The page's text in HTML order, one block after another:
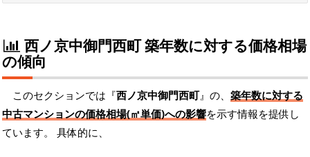
西ノ京中御門西町 築年数に対する価格相場
の傾向
このセクションでは『西ノ京中御門西町』の、 築年数に対する
中古マンションの価格相場(㎡単価)への影響を示す情報を提供し
ています。 具体的に、